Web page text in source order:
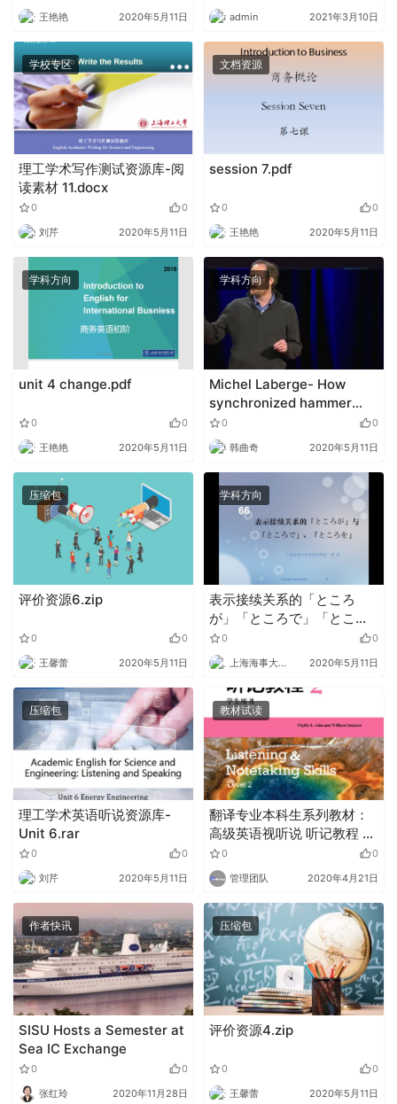
王艳艳 2020年5月11日 admin 2021年3月10日
学校专区
理工学术写作测试资源库-阅
读素材 11.docx
0 0
刘芹 2020年5月11日
文档资源
session 7.pdf
0 0
王艳艳 2020年5月11日
学科方向
unit 4 change.pdf
0 0
王艳艳 2020年5月11日
学科方向
Michel Laberge- How
synchronized hammer
strikes could generate
nuclear fusion.mp4
0 0
韩曲奇 2020年5月11日
压缩包
评价资源6.zip
0 0
王馨蕾 2020年5月11日
学科方向
表示接续关系的「ところ
が」「ところで」「ところ
を」.pptx
0 0
上海海事大学外语 2020年5月11日
压缩包
理工学术英语听说资源库-
Unit 6.rar
0 0
刘芹 2020年5月11日
教材试读
翻译专业本科生系列教材：
高级英语视听说 听记教程 2
学生用书（附光盘）
0 0
管理团队 2020年4月21日
作者快讯
SISU Hosts a Semester at
Sea IC Exchange
0 0
张红玲 2020年11月28日
压缩包
评价资源4.zip
0 0
王馨蕾 2020年5月11日